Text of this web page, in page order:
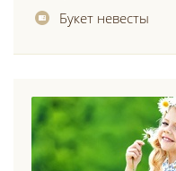
Букет невесты